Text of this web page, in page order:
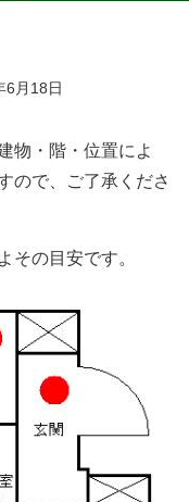
月18日
物・階・位置によ
ので、ご了承くださ
その目安です。